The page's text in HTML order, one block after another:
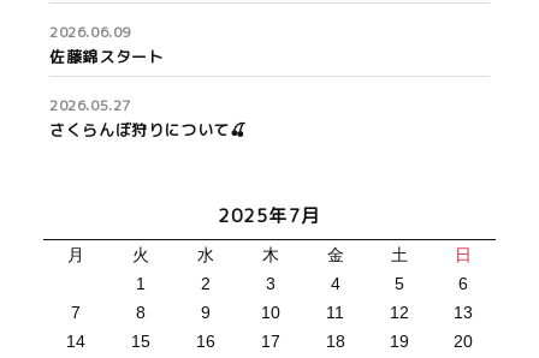
2026.06.09
佐藤錦スタート
2026.05.27
さくらんぼ狩りについて🍒
2025年7月
月 火 水 木 金 土 日
1 2 3 4 5
6
7
8 9 10 11 12
13
14
15 16 17 18 19
20